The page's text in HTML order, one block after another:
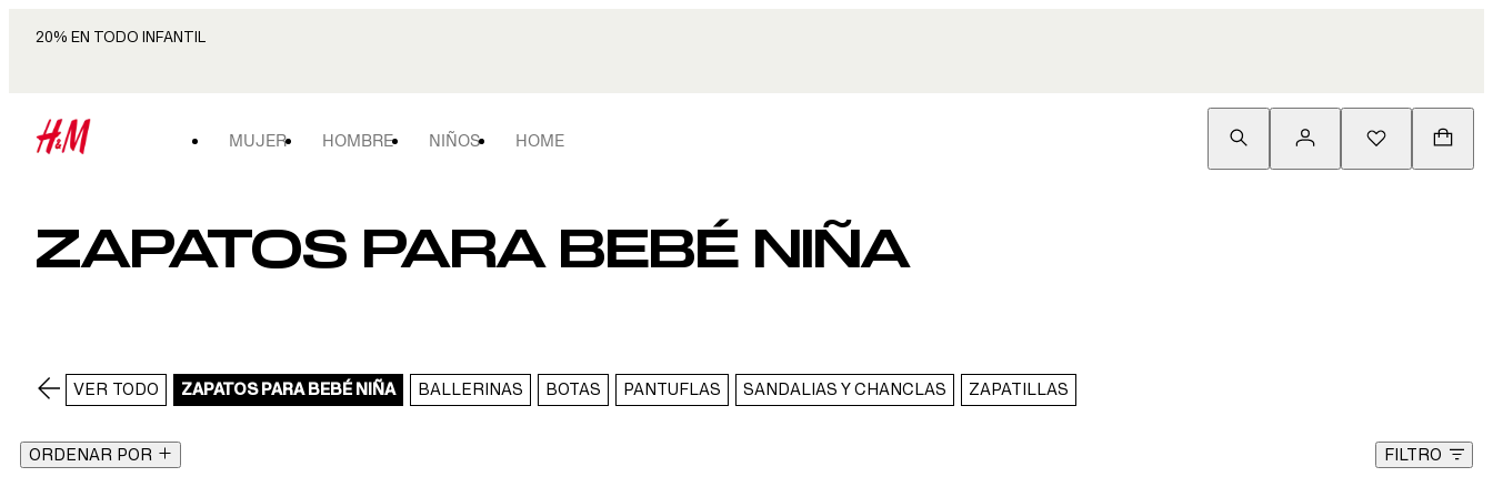
20% EN TODO INFANTIL
MUJER HOMBRE NIÑOS HOME
ZAPATOS PARA BEBÉ NIÑA
VER TODO ZAPATOS PARA BEBÉ NIÑA BALLERINAS BOTAS PANTUFLAS SANDALIAS Y CHANCLAS ZAPATILLAS
ORDENAR POR FILTRO